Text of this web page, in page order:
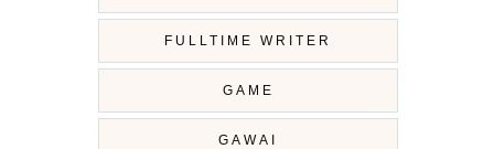
FULLTIME WRITER
GAME
GAWAI